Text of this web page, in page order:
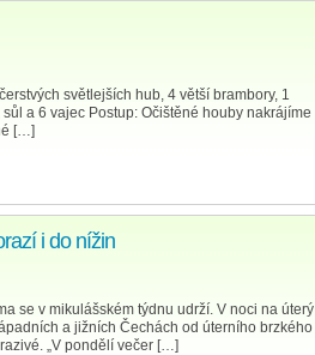
světlejších hub, 4 větší brambory, 1
a 6 vajec Postup: Očištěné houby nakrájíme
[…]
i do nížin
se v mikulášském týdnu udrží. V noci na úterý
a jižních Čechách od úterního brzkého
„V pondělí večer […]